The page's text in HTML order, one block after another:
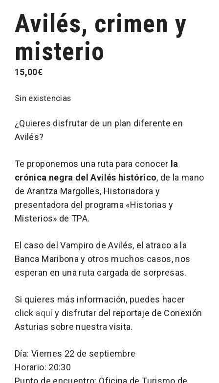
Avilés, crimen y
misterio
15,00€
Sin existencias
¿Quieres disfrutar de un plan diferente en
Avilés?
Te proponemos una ruta para conocer la
crónica negra del Avilés histórico, de la mano
de Arantza Margolles, Historiadora y
presentadora del programa «Historias y
Misterios» de TPA.
El caso del Vampiro de Avilés, el atraco a la
Banca Maribona y otros muchos casos, nos
esperan en una ruta cargada de sorpresas.
Si quieres más información, puedes hacer
click aquíy disfrutar del reportaje de Conexión
Asturias sobre nuestra visita.
Día: Viernes 22 de septiembre
Horario: 20:30